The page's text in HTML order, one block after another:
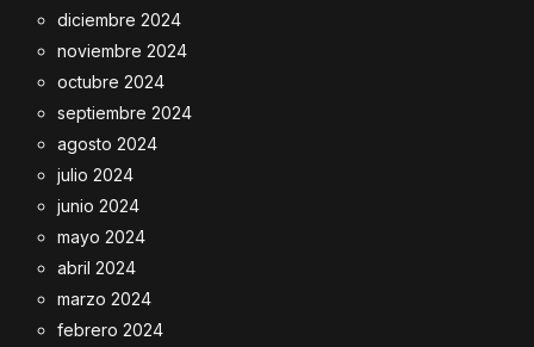
diciembre 2024
noviembre 2024
octubre 2024
septiembre 2024
agosto 2024
julio 2024
junio 2024
mayo 2024
abril 2024
marzo 2024
febrero 2024